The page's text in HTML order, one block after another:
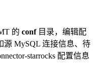
的 conf目录，编辑配
源 MySQL 连接信息、待
starrocks 配置信息